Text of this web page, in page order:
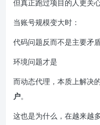
但真正跑过项目的人更关
当账号规模变大时：
代码问题反而不是主要矛
环境问题才是
而动态代理，本质上解决
户。
这也是为什么，在越来越